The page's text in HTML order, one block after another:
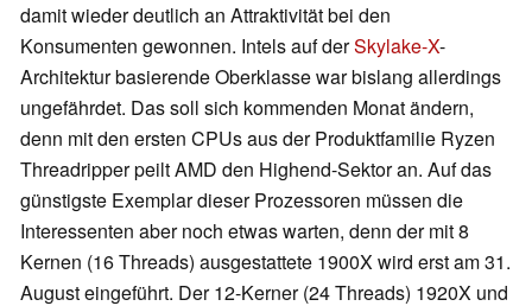
damit wieder deutlich an Attraktivität bei den
Konsumenten gewonnen. Intels auf derSkylake-X-
Architektur basierende Oberklasse war bislang allerdings
ungefährdet. Das soll sich kommenden Monat ändern,
denn mit den ersten CPUs aus der Produktfamilie Ryzen
Threadripper peilt AMD den Highend-Sektor an. Auf das
günstigste Exemplar dieser Prozessoren müssen die
Interessenten aber noch etwas warten, denn der mit 8
Kernen (16 Threads) ausgestattete 1900X wird erst am 31.
August eingeführt. Der 12-Kerner (24 Threads) 1920X und